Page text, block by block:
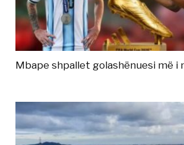
Mbape shpallet golashënuesi më i